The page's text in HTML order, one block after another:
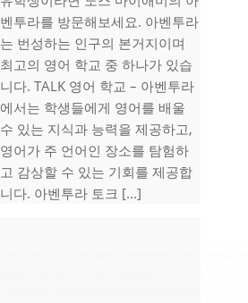
벤투라를 방문해보세요. 아벤투라
는 번성하는 인구의 본거지이며
최고의 영어 학교 중 하나가 있습
니다. TALK 영어 학교 – 아벤투라
에서는 학생들에게 영어를 배울
수 있는 지식과 능력을 제공하고,
영어가 주 언어인 장소를 탐험하
고 감상할 수 있는 기회를 제공합
니다. 아벤투라 토크 [...]